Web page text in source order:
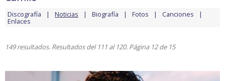
Discografía Noticias Biografía Fotos Canciones
Enlaces
149 resultados. Resultados del 111 al 120. Página 12 de 15